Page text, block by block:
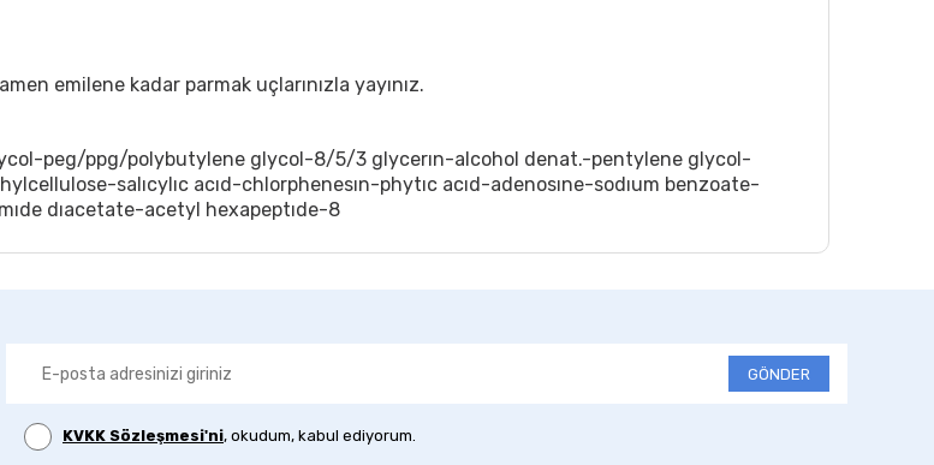
emilene kadar parmak uçlarınızla yayınız.
peg/ppg/polybutylene glycol-8/5/3 glycerın-alcohol denat.-pentylene glycol-
salıcylıc acıd-chlorphenesın-phytıc acıd-adenosıne-sodıum benzoate-
dıacetate-acetyl hexapeptıde-8
GÖNDER
KVKK Sözleşmesi'ni, okudum, kabul ediyorum.